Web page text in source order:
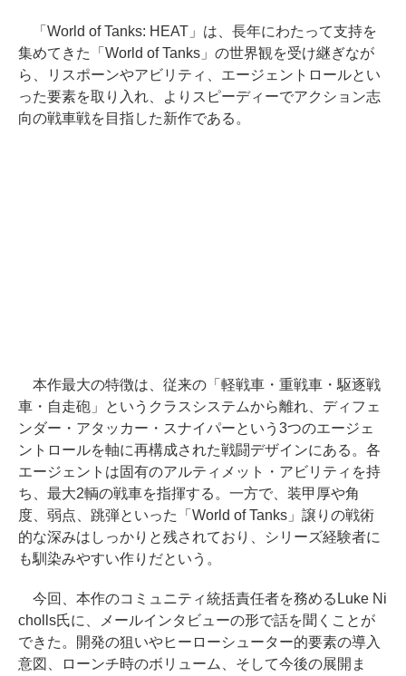
「World of Tanks: HEAT」は、長年にわたって支持を
集めてきた「World of Tanks」の世界観を受け継ぎなが
ら、リスポーンやアビリティ、エージェントロールとい
った要素を取り入れ、よりスピーディーでアクション志
向の戦車戦を目指した新作である。
本作最大の特徴は、従来の「軽戦車・重戦車・駆逐戦
車・自走砲」というクラスシステムから離れ、ディフェ
ンダー・アタッカー・スナイパーという3つのエージェ
ントロールを軸に再構成された戦闘デザインにある。各
エージェントは固有のアルティメット・アビリティを持
ち、最大2輌の戦車を指揮する。一方で、装甲厚や角
度、弱点、跳弾といった「World of Tanks」譲りの戦術
的な深みはしっかりと残されており、シリーズ経験者に
も馴染みやすい作りだという。
今回、本作のコミュニティ統括責任者を務めるLuke Ni
cholls氏に、メールインタビューの形で話を聞くことが
できた。開発の狙いやヒーローシューター的要素の導入
意図、ローンチ時のボリューム、そして今後の展開ま